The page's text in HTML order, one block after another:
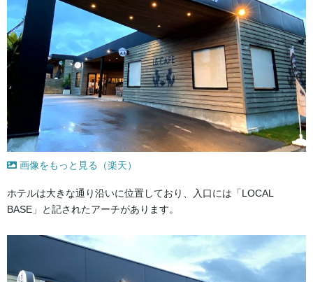
画像をもっと見る（楽天）
ホテルは大きな通り沿いに位置しており、入口には「LOCAL
BASE」と記されたアーチがあります。